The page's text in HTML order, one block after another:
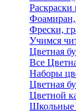
Раскраски
Фоамиран,
Фрески,
Учимся
Цветная
Все
Наборы
Цветная
Цветной
Школьные